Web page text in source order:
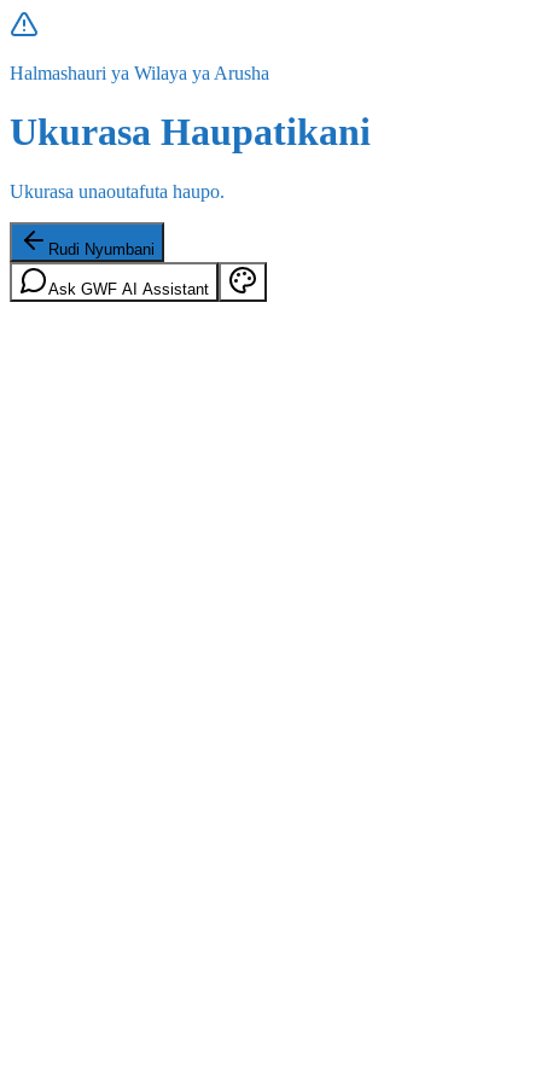
Halmashauri ya Wilaya ya Arusha
Ukurasa Haupatikani
Ukurasa unaoutafuta haupo.
Rudi Nyumbani
Ask GWF AI Assistant